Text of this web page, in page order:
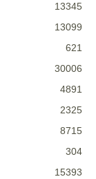
13345
13099
621
30006
4891
2325
8715
304
15393